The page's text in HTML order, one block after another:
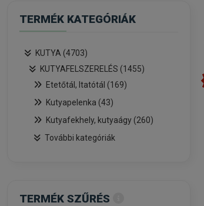
TERMÉK KATEGÓRIÁK
KUTYA (4703)
KUTYAFELSZERELÉS (1455)
Etetőtál, Itatótál (169)
Kutyapelenka (43)
Kutyafekhely, kutyaágy (260)
További kategóriák
TERMÉK SZŰRÉS